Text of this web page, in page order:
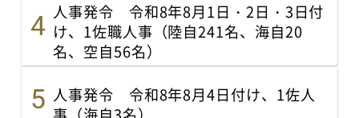
人事発令 令和8年8月1日・2日・3日付
け、1佐職人事（陸自241名、海自20
名、空自56名）
人事発令 令和8年8月4日付け、1佐人